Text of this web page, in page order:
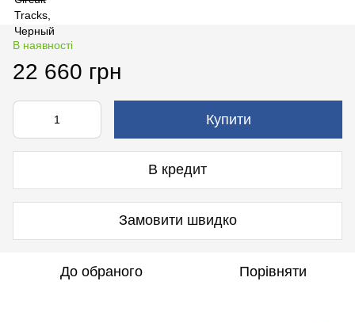
В наявності
22 660 грн
Купити
В кредит
Замовити швидко
До обраного Порівняти